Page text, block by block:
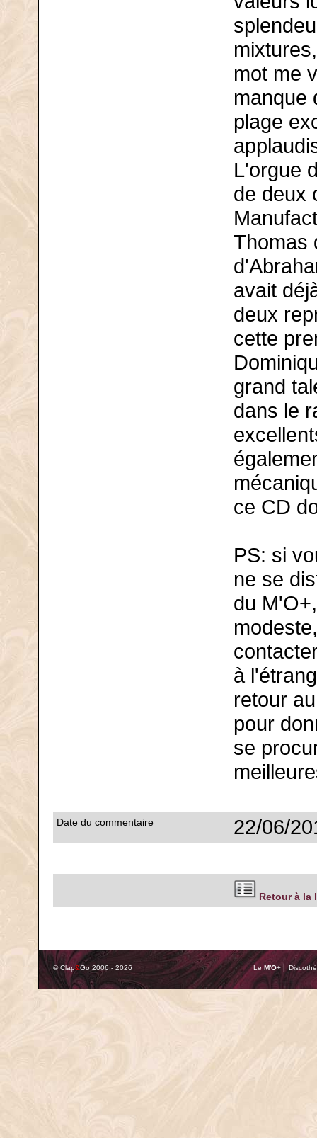
mot me
manque
plage
L'orgue
de deux
Thomas
avait
deux
cette
grand
dans le
ce CD
PS: si
ne se
du
à
retour
pour
se
Date du commentaire 22/06/
Retour à la
© Clap&Go 2006 - 2026 Le M'O+ ⎢